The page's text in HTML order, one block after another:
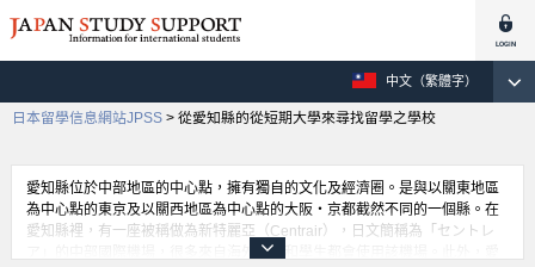
中文（繁體字）
日本留學信息網站JPSS > 從愛知縣的從短期大學來尋找留學之學校
愛知縣位於中部地區的中心點，擁有獨自的文化及經濟圈。是與以關東地區
為中心點的東京及以關西地區為中心點的大阪・京都截然不同的一個縣。在
愛知縣裡，有一座被稱做為新特麗亞（Centrair），日文簡稱為「セントレ
ア」的中部國際機場，很多來自海外遊客和學生都會使用該機場。此外，愛